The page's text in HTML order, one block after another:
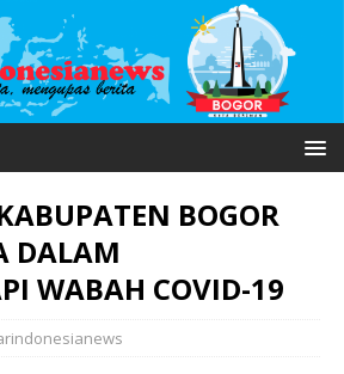
BOGOR
DALAM
WABAH COVID-19